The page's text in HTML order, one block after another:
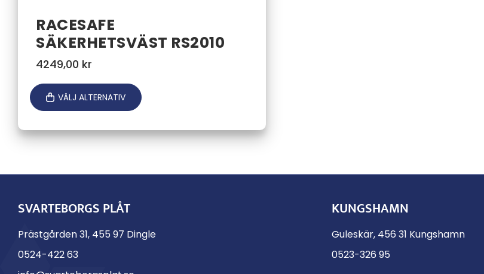
RACESAFE
SÄKERHETSVÄST RS2010
4249,00 kr
VÄLJ ALTERNATIV
SVARTEBORGS PLÅT
Prästgården 31, 455 97 Dingle
0524-422 63
KUNGSHAMN
Guleskär, 456 31 Kungshamn
0523-326 95